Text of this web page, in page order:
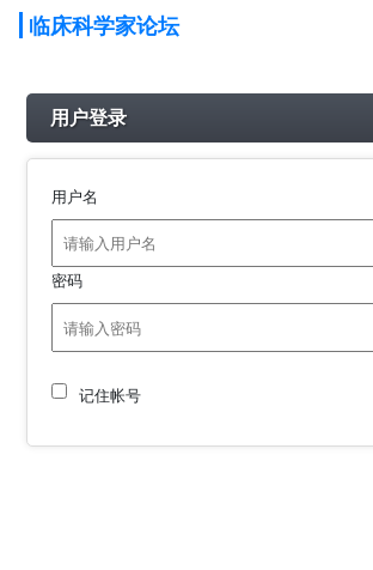
临床科学家论坛
用户登录
用户名
密码
记住帐号